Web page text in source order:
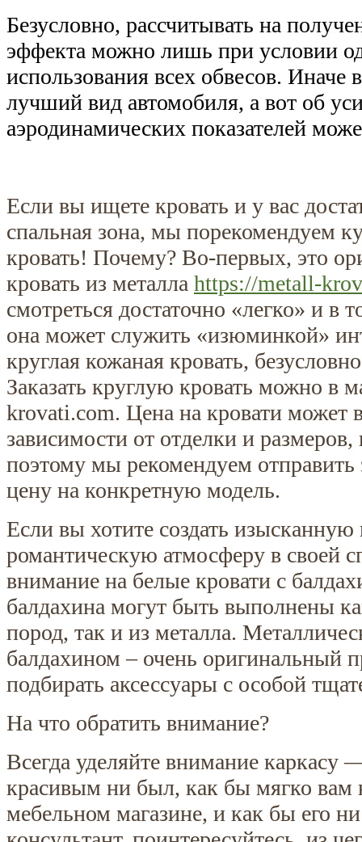
Безусловно, рассчитывать на
эффекта можно лишь при условии
использования всех обвесов. Иначе
лучший вид автомобиля, а вот об
аэродинамических показателей
Если вы ищете кровать и у вас
спальная зона, мы порекомендуем
кровать! Почему? Во-первых, это
кровать из металла https://metall-
смотреться достаточно «легко» и в
она может служить «изюминкой»
круглая кожаная кровать,
Заказать круглую кровать можно в
krovati.com. Цена на кровати может
зависимости от отделки и размеров,
поэтому мы рекомендуем отправить
цену на конкретную модель.
Если вы хотите создать
романтическую атмосферу в своей
внимание на белые кровати с
балдахина могут быть выполнены
пород, так и из металла.
балдахином – очень оригинальный
подбирать аксессуары с особой
На что обратить внимание?
Всегда уделяйте внимание
красивым ни был, как бы мягко вам
мебельном магазине, и как бы его